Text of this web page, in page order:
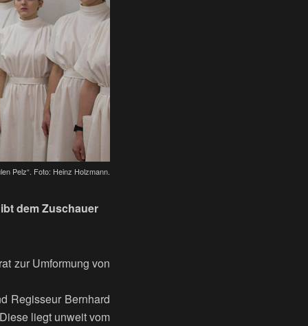
Pelz“. Foto: Heinz Holzmann.
dem Zuschauer
zur Umformung von
Regisseur Bernhard
liegt unweit vom